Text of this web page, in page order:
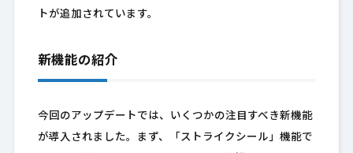
トが追加されています。
新機能の紹介
今回のアップデートでは、いくつかの注目すべき新機能
が導入されました。まず、「ストライクシール」機能で